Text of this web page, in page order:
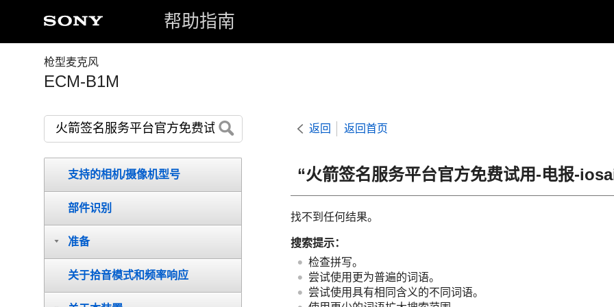
帮助指南
枪型麦克风
ECM-B1M
返回 返回首页
“火箭签名服务平台官方免费试用-电报-
找不到任何结果。
搜索提示：
检查拼写。
尝试使用更为普遍的词语。
尝试使用具有相同含义的不同词语。
支持的相机/摄像机型号
部件识别
准备
关于拾音模式和频率响应